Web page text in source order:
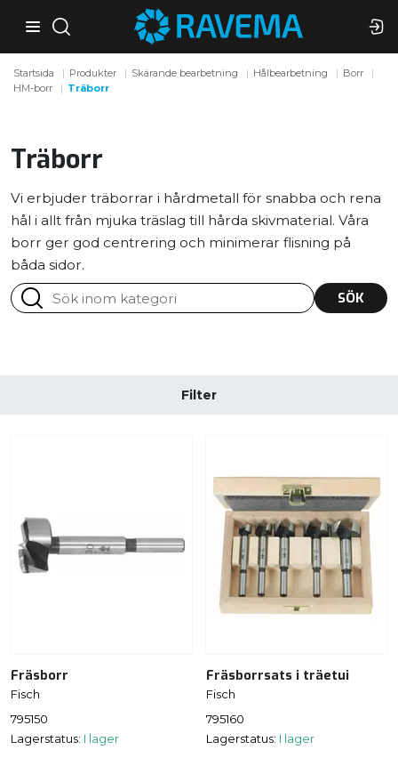
Startsida Produkter Skärande bearbetning Hålbearbetning
Borr
HM-borr
Träborr
Träborr
Vi erbjuder träborrar i hårdmetall för snabba och rena
hål i allt från mjuka träslag till hårda skivmaterial. Våra
borr ger god centrering och minimerar flisning på
båda sidor.
SÖK
Filter
Fräsborr
Fisch
795150
Lagerstatus: I lager
Fräsborrsats i träetui
Fisch
795160
Lagerstatus: I lager